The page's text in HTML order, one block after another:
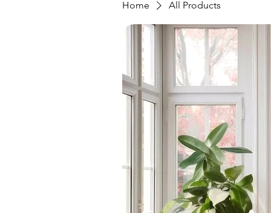
Home All Products